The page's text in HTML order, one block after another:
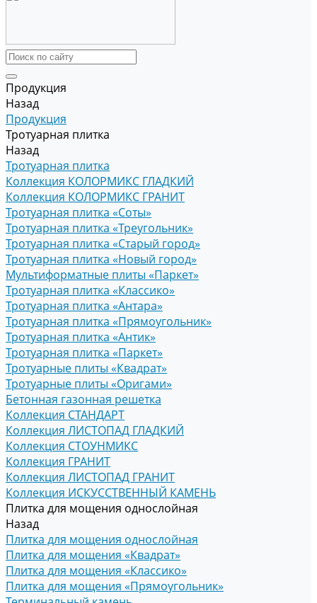
Продукция
Назад
Продукция
Тротуарная плитка
Назад
Тротуарная плитка
Коллекция КОЛОРМИКС ГЛАДКИЙ
Коллекция КОЛОРМИКС ГРАНИТ
Тротуарная плитка «Соты»
Тротуарная плитка «Треугольник»
Тротуарная плитка «Старый город»
Тротуарная плитка «Новый город»
Мультиформатные плиты «Паркет»
Тротуарная плитка «Классико»
Тротуарная плитка «Антара»
Тротуарная плитка «Прямоугольник»
Тротуарная плитка «Антик»
Тротуарная плитка «Паркет»
Тротуарные плиты «Квадрат»
Тротуарные плиты «Оригами»
Бетонная газонная решетка
Коллекция СТАНДАРТ
Коллекция ЛИСТОПАД ГЛАДКИЙ
Коллекция СТОУНМИКС
Коллекция ГРАНИТ
Коллекция ЛИСТОПАД ГРАНИТ
Коллекция ИСКУССТВЕННЫЙ КАМЕНЬ
Плитка для мощения однослойная
Назад
Плитка для мощения однослойная
Плитка для мощения «Квадрат»
Плитка для мощения «Классико»
Плитка для мощения «Прямоугольник»